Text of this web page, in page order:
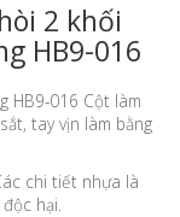
2 khối
HB9-016
HB9-016 Cột làm
tay vịn làm bằng
chi tiết nhựa là
hại.